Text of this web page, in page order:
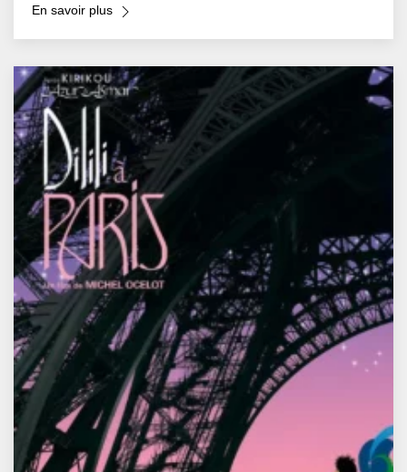
En savoir plus